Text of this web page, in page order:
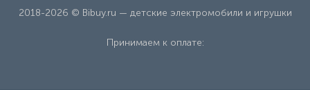
2018-2026 © Bibuy.ru — детские электромобили и игрушки
Принимаем к оплате: